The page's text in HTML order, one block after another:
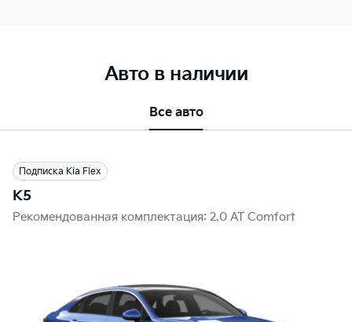
Авто в наличии
Все авто
Подписка Kia Flex
K5
Рекомендованная комплектация: 2.0 AT Comfort